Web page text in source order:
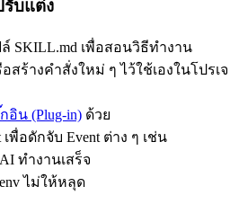
บแต่ง
SKILL.md เพื่อสอนวิธีทำงาน
สร้างคำสั่งใหม่ ๆ ไว้ใช้เองในโปรเจ
อิน (Plug-in) ด้วย
เพื่อดักจับ Event ต่าง ๆ เช่น
ทำงานเสร็จ
ไม่ให้หลุด